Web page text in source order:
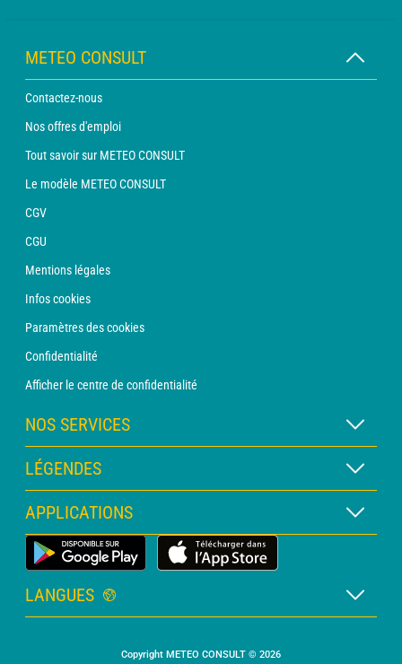
METEO CONSULT
Contactez-nous
Nos offres d'emploi
Tout savoir sur METEO CONSULT
Le modèle METEO CONSULT
CGV
CGU
Mentions légales
Infos cookies
Paramètres des cookies
Confidentialité
Afficher le centre de confidentialité
NOS SERVICES
Abonnement METEO Xpert
Abonnement METEO PRO
Consultation avec un prévisionniste
Bulletin PRO
LÉGENDES
Légende des cartes
Légende des pictogrammes
Glossaire
APPLICATIONS
Application Météo Terrestre
LANGUES
Copyright METEO CONSULT © 2026